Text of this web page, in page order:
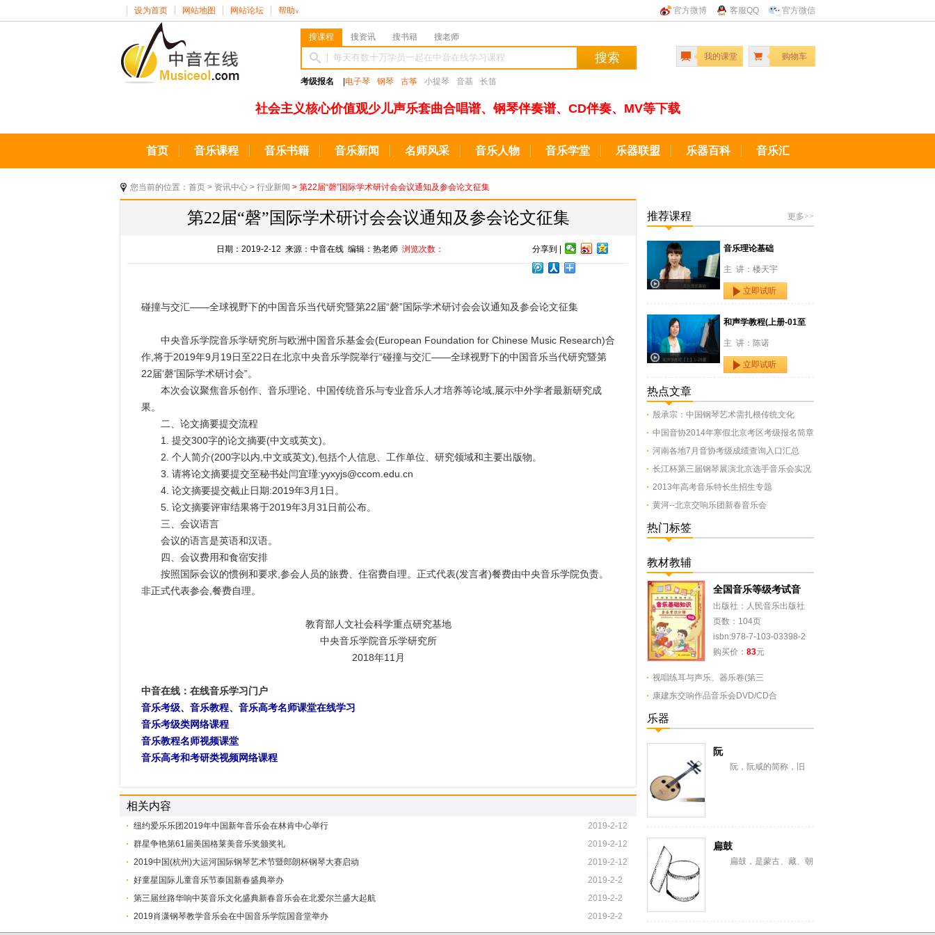
官方微博 客服QQ 官方微信
设为首页 网站地图 网站论坛 帮助 ∨
搜课程 搜资讯 搜书籍 搜老师
搜索
考级报名 电子琴 钢琴 古筝 小提琴 音基 长笛
我的课堂 购物车
社会主义核心价值观少儿声乐套曲合唱谱、钢琴伴奏谱、CD伴奏、MV等下载
首页 音乐课程 音乐书籍 音乐新闻 名师风采 音乐人物 音乐学堂 乐器联盟 乐器百科 音乐汇
您当前的位置： 首页 > 资讯中心 > 行业新闻 > 第22届“磬”国际学术研讨会会议通知及参会论文征集
第22届“磬”国际学术研讨会会议通知及参会论文征集
分享到 |
日期：2019-2-12 来源：中音在线 编辑：热老师 浏览次数：
碰撞与交汇——全球视野下的中国音乐当代研究暨第22届“磬”国际学术研讨会会议通知及参会论文征集
中央音乐学院音乐学研究所与欧洲中国音乐基金会(European Foundation for Chinese Music Research)合
作,将于2019年9月19日至22日在北京中央音乐学院举行“碰撞与交汇——全球视野下的中国音乐当代研究暨第
22届‘磬’国际学术研讨会”。
本次会议聚焦音乐创作、音乐理论、中国传统音乐与专业音乐人才培养等论域,展示中外学者最新研究成
果。
二、论文摘要提交流程
1. 提交300字的论文摘要(中文或英文)。
2. 个人简介(200字以内,中文或英文),包括个人信息、工作单位、研究领域和主要出版物。
3. 请将论文摘要提交至秘书处闫宜瑾:yyxyjs@ccom.edu.cn
4. 论文摘要提交截止日期:2019年3月1日。
5. 论文摘要评审结果将于2019年3月31日前公布。
三、会议语言
会议的语言是英语和汉语。
四、会议费用和食宿安排
按照国际会议的惯例和要求,参会人员的旅费、住宿费自理。正式代表(发言者)餐费由中央音乐学院负责。
非正式代表参会,餐费自理。
教育部人文社会科学重点研究基地
中央音乐学院音乐学研究所
2018年11月
中音在线：在线音乐学习门户
音乐考级、音乐教程、音乐高考名师课堂在线学习
音乐考级类网络课程
音乐教程名师视频课堂
音乐高考和考研类视频网络课程
相关内容
纽约爱乐乐团2019年中国新年音乐会在林肯中心举行
2019-2-12
群星争艳第61届美国格莱美音乐奖颁奖礼
2019-2-12
​2019中国(杭州)大运河国际钢琴艺术节暨郎朗杯钢琴大赛启动
2019-2-12
​好童星国际儿童音乐节泰国新春盛典举办
2019-2-2
第三届丝路华响中英音乐文化盛典新春音乐会在北爱尔兰盛大起航
2019-2-2
2019肖潇钢琴教学音乐会在中国音乐学院国音堂举办
2019-2-2
更多>>
推荐课程
音乐理论基础
主 讲：楼天宇
立即试听
和声学教程(上册-01至
主 讲：陈诺
立即试听
热点文章
殷承宗：中国钢琴艺术需扎根传统文化
中国音协2014年寒假北京考区考级报名简章
河南各地7月音协考级成绩查询入口汇总
长江杯第三届钢琴展演北京选手音乐会实况
2013年高考音乐特长生招生专题
黄河--北京交响乐团新春音乐会
热门标签
教材教辅
全国音乐等级考试音
出版社：人民音乐出版社
页数：104页
isbn:978-7-103-03398-2
购买价： 83元
视唱练耳与声乐、器乐卷(第三
康建东交响作品音乐会DVD/CD合
乐器
阮
阮，阮咸的简称，旧
扁鼓
扁鼓，是蒙古、藏、朝